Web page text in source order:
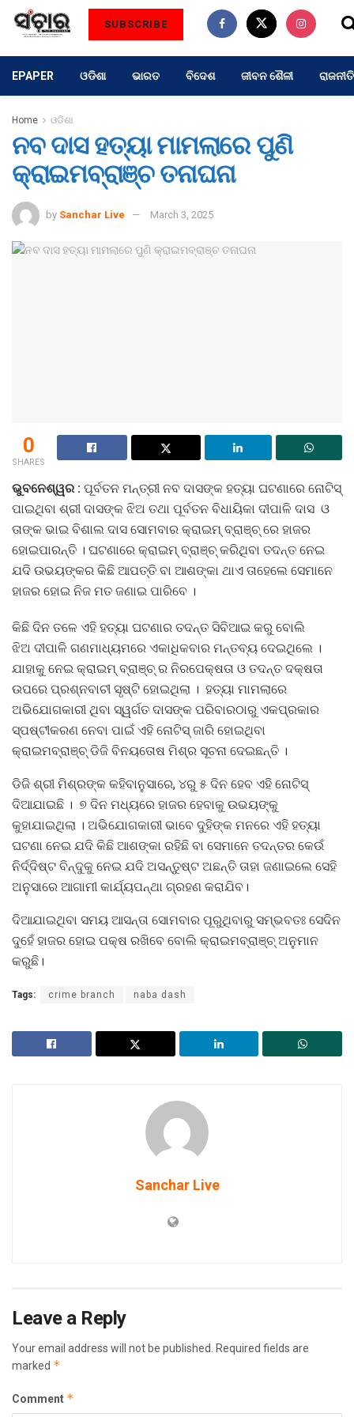
SUBSCRIBE
EPAPER ଓଡିଶା ଭାରତ ବିଦେଶ ଜୀବନ ଶୈଳୀ ରାଜନୀତି
Home ଓଡିଶା
ନବ ଦାସ ହତ୍ୟା ମାମଲାରେ ପୁଣି
କ୍ରାଇମବ୍ରାଞ୍ଚ ତନାଘନା
by Sanchar Live March 3, 2025
0
SHARES
ଭୁବନେଶ୍ୱର : ପୂର୍ବତନ ମନ୍ତ୍ରୀ ନବ ଦାସଙ୍କ ହତ୍ୟା ଘଟଣାରେ ନୋଟିସ୍
ପାଇଥିବା ଶ୍ରୀ ଦାସଙ୍କ ଝିଅ ତଥା ପୂର୍ବତନ ବିଧାୟିକା ଦୀପାଳି ଦାସ ଓ
ତାଙ୍କ ଭାଇ ବିଶାଲ ଦାସ ସୋମବାର କ୍ରାଇମ୍ ବ୍ରାଞ୍ଚ୍ ରେ ହାଜର
ହୋଇପାରନ୍ତି । ଘଟଣାରେ କ୍ରାଇମ୍ ବ୍ରାଞ୍ଚ୍ କରିଥିବା ତଦନ୍ତ ନେଇ
ଯଦି ଉଭୟଙ୍କର କିଛି ଆପତ୍ତି ବା ଆଶଙ୍କା ଥାଏ ତାହେଲେ ସେମାନେ
ହାଜର ହୋଇ ନିଜ ମତ ଜଣାଇ ପାରିବେ ।
କିଛି ଦିନ ତଳେ ଏହି ହତ୍ୟା ଘଟଣାର ତଦନ୍ତ ସିବିଆଇ କରୁ ବୋଲି
ଝିଅ ଦୀପାଳି ଗଣମାଧ୍ୟମରେ ଏକାଧିକବାର ମନ୍ତବ୍ୟ ଦେଇଥିଲେ ।
ଯାହାକୁ ନେଇ କ୍ରାଇମ୍ ବ୍ରାଞ୍ଚ୍ ର ନିରପେକ୍ଷତା ଓ ତଦନ୍ତ ଦକ୍ଷତା
ଉପରେ ପ୍ରଶ୍ନବାଚୀ ସୃଷ୍ଟି ହୋଇଥିଲା । ହତ୍ୟା ମାମଲାରେ
ଅଭିଯୋଗକାରୀ ଥିବା ସ୍ୱର୍ଗତ ଦାସଙ୍କ ପରିବାରଠାରୁ ଏକପ୍ରକାର
ସ୍ପଷ୍ଟୀକରଣ ନେବା ପାଇଁ ଏହି ନୋଟିସ୍ ଜାରି ହୋଇଥିବା
କ୍ରାଇମବ୍ରାଞ୍ଚ୍ ଡିଜି ବିନୟତୋଷ ମିଶ୍ର ସୂଚନା ଦେଇଛନ୍ତି ।
ଡିଜି ଶ୍ରୀ ମିଶ୍ରଙ୍କ କହିବାନୁସାରେ, ୪ରୁ ୫ ଦିନ ହେବ ଏହି ନୋଟିସ୍
ଦିଆଯାଇଛି । ୭ ଦିନ ମଧ୍ୟରେ ହାଜର ହେବାକୁ ଉଭୟଙ୍କୁ
କୁହାଯାଇଥିଲା । ଅଭିଯୋଗକାରୀ ଭାବେ ଦୁହିଙ୍କ ମନରେ ଏହି ହତ୍ୟା
ଘଟଣା ନେଇ ଯଦି କିଛି ଆଶଙ୍କା ରହିଛି ବା ସେମାନେ ତଦନ୍ତର କେଉଁ
ନିର୍ଦ୍ଦିଷ୍ଟ ବିନ୍ଦୁକୁ ନେଇ ଯଦି ଅସନ୍ତୁଷ୍ଟ ଅଛନ୍ତି ତାହା ଜଣାଇଲେ ସେହି
ଅନୁସାରେ ଆଗାମୀ କାର୍ଯ୍ୟପନ୍ଥା ଗ୍ରହଣ କରାଯିବ।
ଦିଆଯାଇଥିବା ସମୟ ଆସନ୍ତା ସୋମବାର ପୂରୁଥିବାରୁ ସମ୍ଭବତଃ ସେଦିନ
ଦୁହେଁ ହାଜର ହୋଇ ପକ୍ଷ ରଖିବେ ବୋଲି କ୍ରାଇମବ୍ରାଞ୍ଚ୍ ଅନୁମାନ
କରୁଛି।
Tags: crime branch naba dash
Sanchar Live
Leave a Reply
Your email address will not be published.
Required fields are
marked *
Comment *